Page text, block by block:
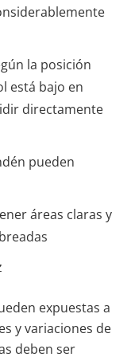
la posición
está bajo en
directamente
pueden
áreas claras y
expuestas a
y variaciones de
deben ser